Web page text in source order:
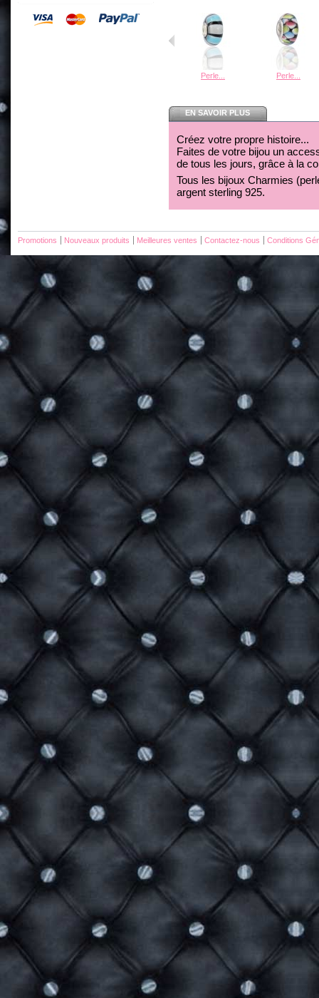
Perle... Perle...
EN SAVOIR PLUS
Créez votre propre histoire...
Faites de votre bijou un
de tous les jours, grâce à la
Tous les bijoux Charmies
argent sterling 925.
Promotions Nouveaux produits Meilleures ventes Contactez-nous Conditions